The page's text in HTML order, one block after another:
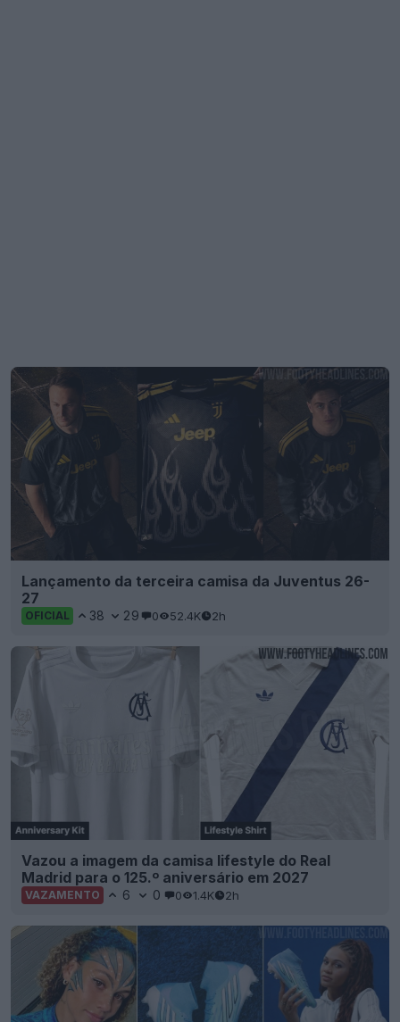
Lançamento da terceira camisa da Juventus 26-
27
OFICIAL 38 29 0 52.4K 2h
Vazou a imagem da camisa lifestyle do Real
Madrid para o 125.º aniversário em 2027
VAZAMENTO 6 0 0 1.4K 2h